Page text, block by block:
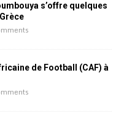
s’offre quelques
de Football (CAF) à